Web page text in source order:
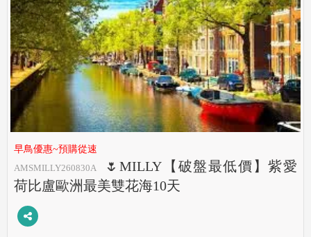
早鳥優惠~預購從速
AMSMILLY260830A
🌷MILLY【破盤最低價】紫愛
荷比盧歐洲最美雙花海10天